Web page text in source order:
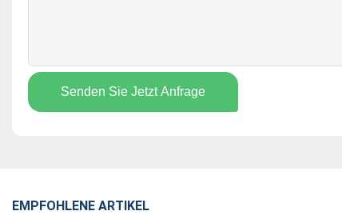
Senden Sie Jetzt Anfrage
EMPFOHLENE ARTIKEL